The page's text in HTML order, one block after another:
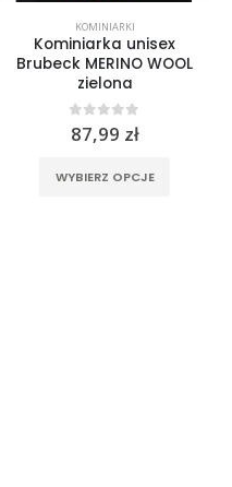
KOMINIARKI
Kominiarka unisex
Brubeck MERINO WOOL
zielona
0out of 5
87,99 zł
WYBIERZ OPCJE